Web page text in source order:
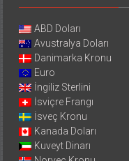
ABD Doları
Avustralya Doları
Danimarka Kronu
Euro
İngiliz Sterlini
İsviçre Frangı
İsveç Kronu
Kanada Doları
Kuveyt Dinarı